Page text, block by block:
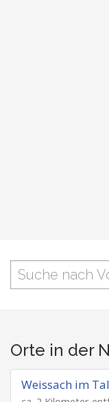
Orte in der
Weissach im Tal